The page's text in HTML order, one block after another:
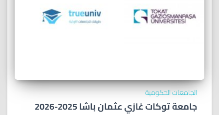
الجامعات الحكومية
جامعة توكات غازي عثمان باشا 2025-2026